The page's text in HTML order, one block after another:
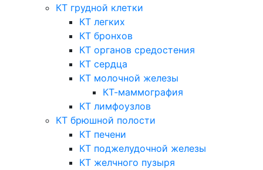
КТ грудной клетки
КТ легких
КТ бронхов
КТ органов средостения
КТ сердца
КТ молочной железы
КТ-маммография
КТ лимфоузлов
КТ брюшной полости
КТ печени
КТ поджелудочной железы
КТ желчного пузыря